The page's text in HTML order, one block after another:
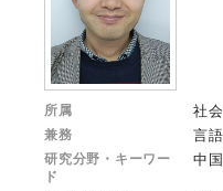
所属 社
兼務 言
研究分野・キーワー
ド
中